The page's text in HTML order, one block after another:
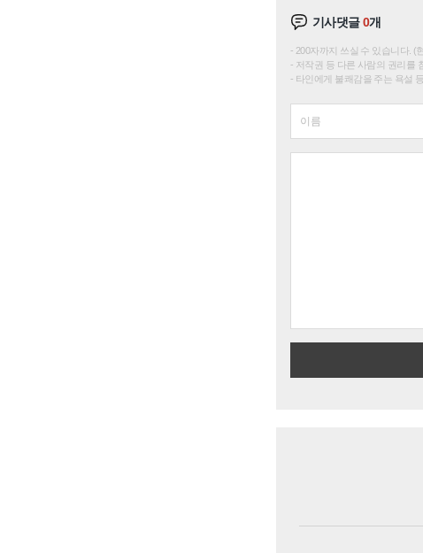
기사댓글0개
200자까지 쓰실 수 있습니다. (
저작권 등 다른 사람의 권리를
타인에게 불쾌감을 주는 욕설